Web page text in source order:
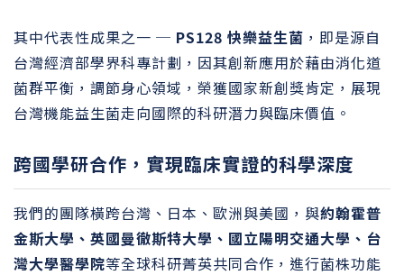
其中代表性成果之一 ─ PS128 快樂益生菌 ，即是源自
台灣經濟部學界科專計劃，因其創新應用於藉由消化道
菌群平衡，調節身心領域，榮獲國家新創獎肯定，展現
台灣機能益生菌走向國際的科研潛力與臨床價值。
跨國學研合作，實現臨床實證的科學深度
我們的團隊橫跨台灣、日本、歐洲與美國，與約翰霍普
金斯大學、英國曼徹斯特大學、國立陽明交通大學、台
灣大學醫學院等全球科研菁英共同合作，進行菌株功能